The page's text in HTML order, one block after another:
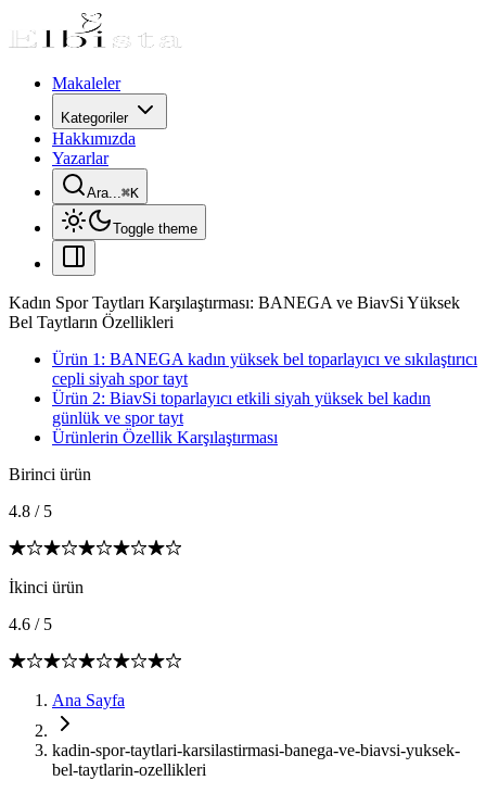
Makaleler
Kategoriler
Hakkımızda
Yazarlar
Ara...⌘K
Toggle theme
Kadın Spor Taytları Karşılaştırması: BANEGA ve BiavSi Yüksek
Bel Taytların Özellikleri
Ürün 1: BANEGA kadın yüksek bel toparlayıcı ve sıkılaştırıcı
cepli siyah spor tayt
Ürün 2: BiavSi toparlayıcı etkili siyah yüksek bel kadın
günlük ve spor tayt
Ürünlerin Özellik Karşılaştırması
Birinci ürün
4.8 / 5
İkinci ürün
4.6 / 5
Ana Sayfa
kadin-spor-taytlari-karsilastirmasi-banega-ve-biavsi-yuksek-
bel-taytlarin-ozellikleri